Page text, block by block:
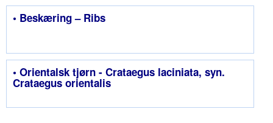
• Beskæring – Ribs
• Orientalsk tjørn - Crataegus laciniata, syn.
Crataegus orientalis